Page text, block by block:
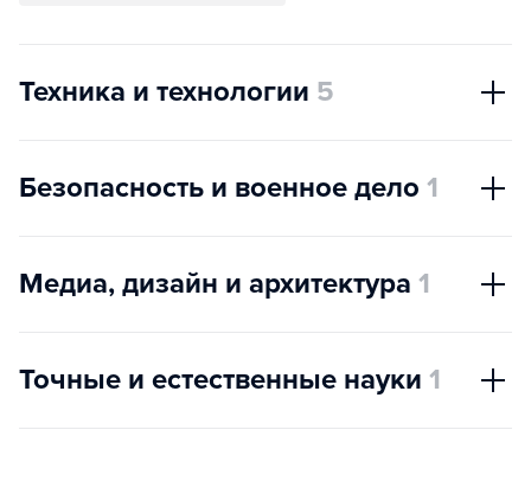
Техника и технологии 5
Безопасность и военное дело 1
Медиа, дизайн и архитектура 1
Точные и естественные науки 1